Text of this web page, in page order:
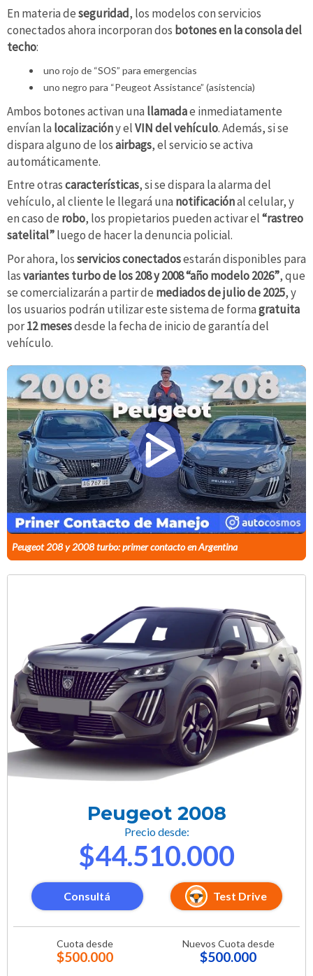
En materia deseguridad, los modelos con servicios
conectados ahora incorporan dos botones en la consola del
techo:
uno rojo de “SOS” para emergencias
uno negro para “Peugeot Assistance” (asistencia)
Ambos botones activan una llamadae inmediatamente
envían la localizacióny elVIN del vehículo. Además, si se
dispara alguno de losairbags, el servicio se activa
automáticamente.
Entre otrascaracterísticas, si se dispara la alarma del
vehículo, al cliente le llegará una notificaciónal celular, y
en caso de robo, los propietarios pueden activar el“rastreo
satelital”luego de hacer la denuncia policial.
Por ahora, losservicios conectadosestarán disponibles para
lasvariantes turbo de los 208 y 2008 “año modelo 2026”, que
se comercializarán a partir de mediados de julio de 2025, y
los usuarios podrán utilizar este sistema de formagratuita
por12 mesesdesde la fecha de inicio de garantía del
vehículo.
Peugeot 208 y 2008 turbo: primer contacto en Argentina
Peugeot 2008
Precio desde:
$44.510.000
Consultá Test Drive
Cuota desde
$500.000
Nuevos Cuota desde
$500.000